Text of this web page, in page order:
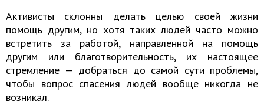
Активисты склонны делать целью своей жизни
помощь другим, но хотя таких людей часто можно
встретить за работой, направленной на помощь
другим или благотворительность, их настоящее
стремление — добраться до самой сути проблемы,
чтобы вопрос спасения людей вообще никогда не
возникал.